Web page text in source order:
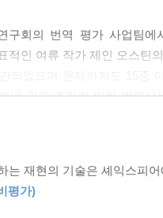
구회의 번역 평가 사업팀
적인 여류 작가 제인 오스틴
낸 믿고 추천할 만한 번역
거의 신뢰할 수 없다.”고 결
간된 『오만과 편견』은
는 과정을 되풀이해 탄생한
는 재현의 기술은 셰익스피
평가)